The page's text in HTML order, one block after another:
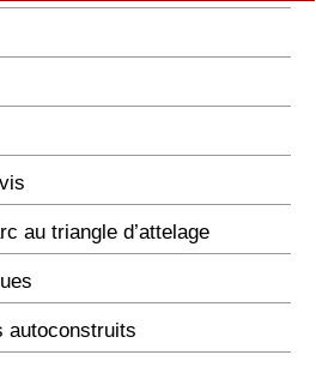
au triangle d’attelage
autoconstruits